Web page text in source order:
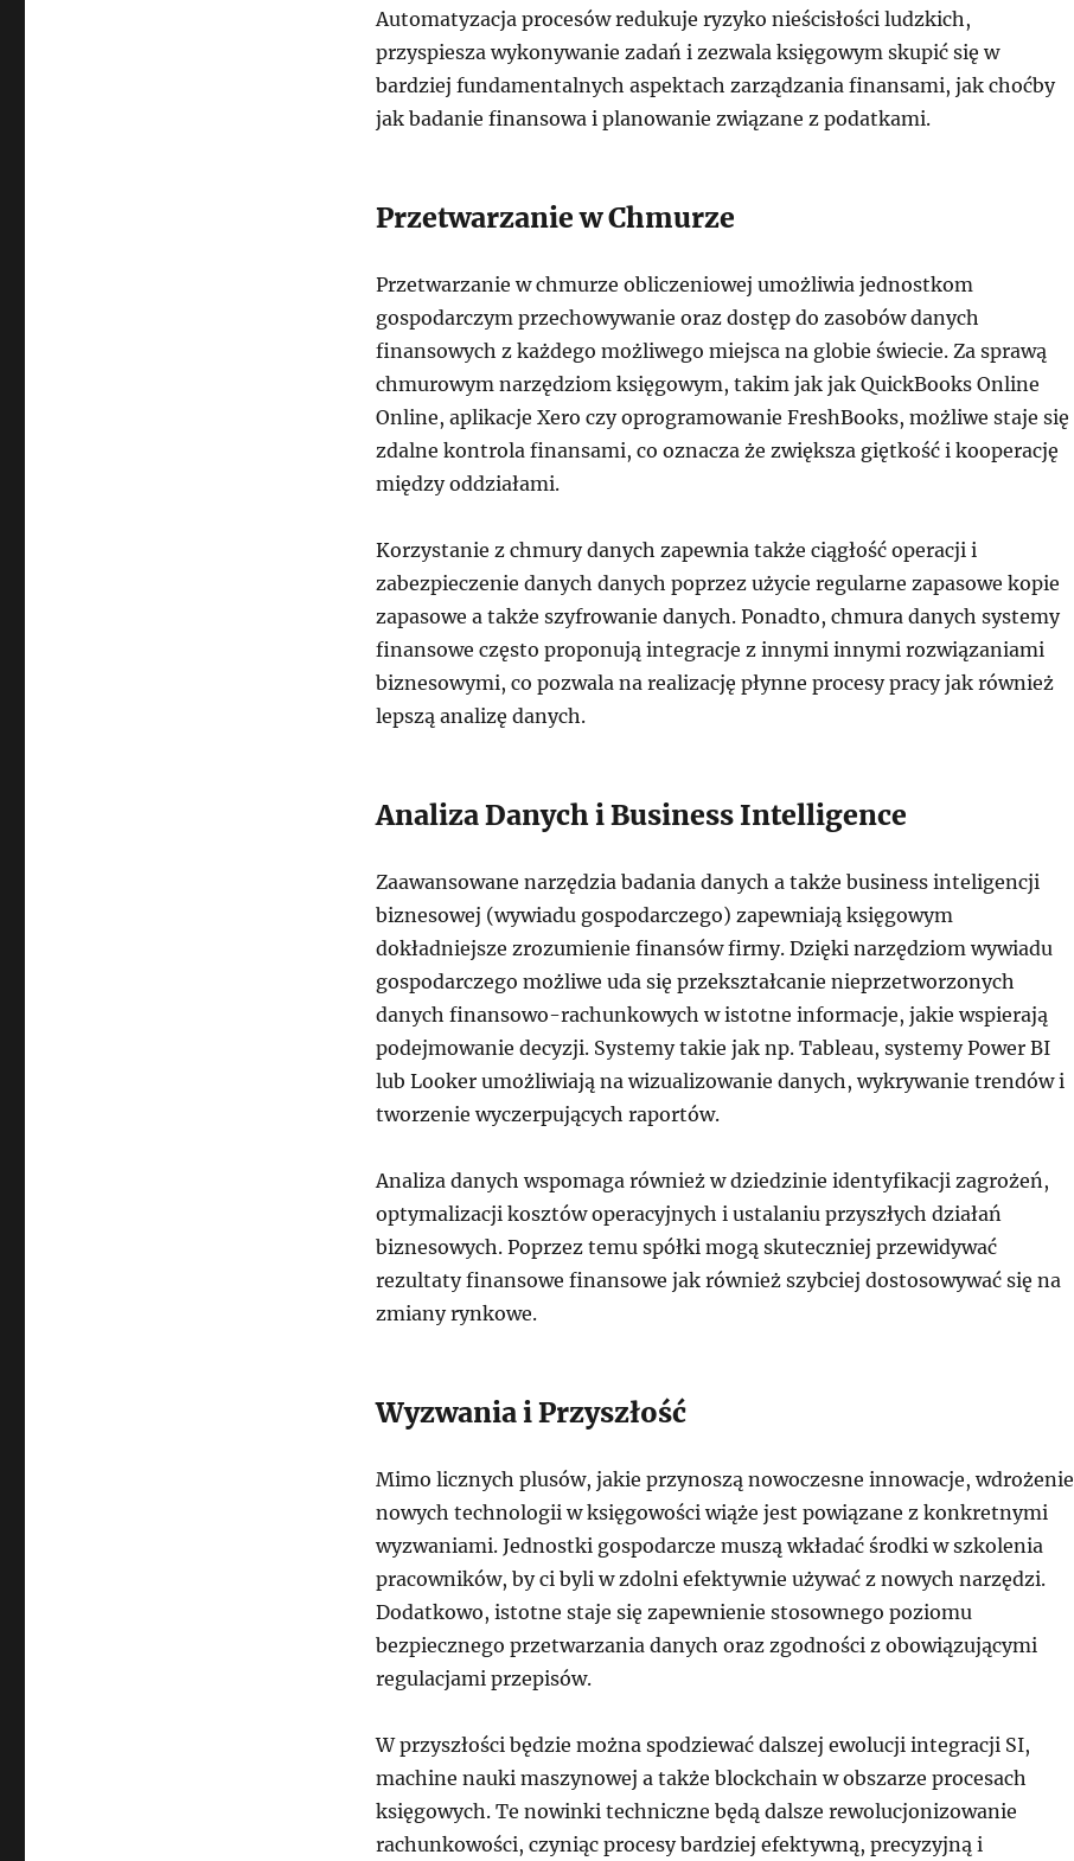
Automatyzacja procesów redukuje ryzyko nieścisłości ludzkich,
przyspiesza wykonywanie zadań i zezwala księgowym skupić się w
bardziej fundamentalnych aspektach zarządzania finansami, jak choćby
jak badanie finansowa i planowanie związane z podatkami.
Przetwarzanie w Chmurze
Przetwarzanie w chmurze obliczeniowej umożliwia jednostkom
gospodarczym przechowywanie oraz dostęp do zasobów danych
finansowych z każdego możliwego miejsca na globie świecie. Za sprawą
chmurowym narzędziom księgowym, takim jak jak QuickBooks Online
Online, aplikacje Xero czy oprogramowanie FreshBooks, możliwe staje się
zdalne kontrola finansami, co oznacza że zwiększa giętkość i kooperację
między oddziałami.
Korzystanie z chmury danych zapewnia także ciągłość operacji i
zabezpieczenie danych danych poprzez użycie regularne zapasowe kopie
zapasowe a także szyfrowanie danych. Ponadto, chmura danych systemy
finansowe często proponują integracje z innymi innymi rozwiązaniami
biznesowymi, co pozwala na realizację płynne procesy pracy jak również
lepszą analizę danych.
Analiza Danych i Business Intelligence
Zaawansowane narzędzia badania danych a także business inteligencji
biznesowej (wywiadu gospodarczego) zapewniają księgowym
dokładniejsze zrozumienie finansów firmy. Dzięki narzędziom wywiadu
gospodarczego możliwe uda się przekształcanie nieprzetworzonych
danych finansowo-rachunkowych w istotne informacje, jakie wspierają
podejmowanie decyzji. Systemy takie jak np. Tableau, systemy Power BI
lub Looker umożliwiają na wizualizowanie danych, wykrywanie trendów i
tworzenie wyczerpujących raportów.
Analiza danych wspomaga również w dziedzinie identyfikacji zagrożeń,
optymalizacji kosztów operacyjnych i ustalaniu przyszłych działań
biznesowych. Poprzez temu spółki mogą skuteczniej przewidywać
rezultaty finansowe finansowe jak również szybciej dostosowywać się na
zmiany rynkowe.
Wyzwania i Przyszłość
Mimo licznych plusów, jakie przynoszą nowoczesne innowacje, wdrożenie
nowych technologii w księgowości wiąże jest powiązane z konkretnymi
wyzwaniami. Jednostki gospodarcze muszą wkładać środki w szkolenia
pracowników, by ci byli w zdolni efektywnie używać z nowych narzędzi.
Dodatkowo, istotne staje się zapewnienie stosownego poziomu
bezpiecznego przetwarzania danych oraz zgodności z obowiązującymi
regulacjami przepisów.
W przyszłości będzie można spodziewać dalszej ewolucji integracji SI,
machine nauki maszynowej a także blockchain w obszarze procesach
księgowych. Te nowinki techniczne będą dalsze rewolucjonizowanie
rachunkowości, czyniąc procesy bardziej efektywną, precyzyjną i